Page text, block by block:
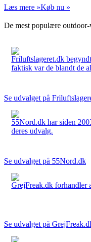
Læs mere »Køb nu »
De mest populære
Friluftslageret.dk
faktisk var de blandt de
Se udvalget på
55Nord.dk har siden
deres udvalg.
Se udvalget på 55Nord.dk
GrejFreak.dk forhandler
Se udvalget på